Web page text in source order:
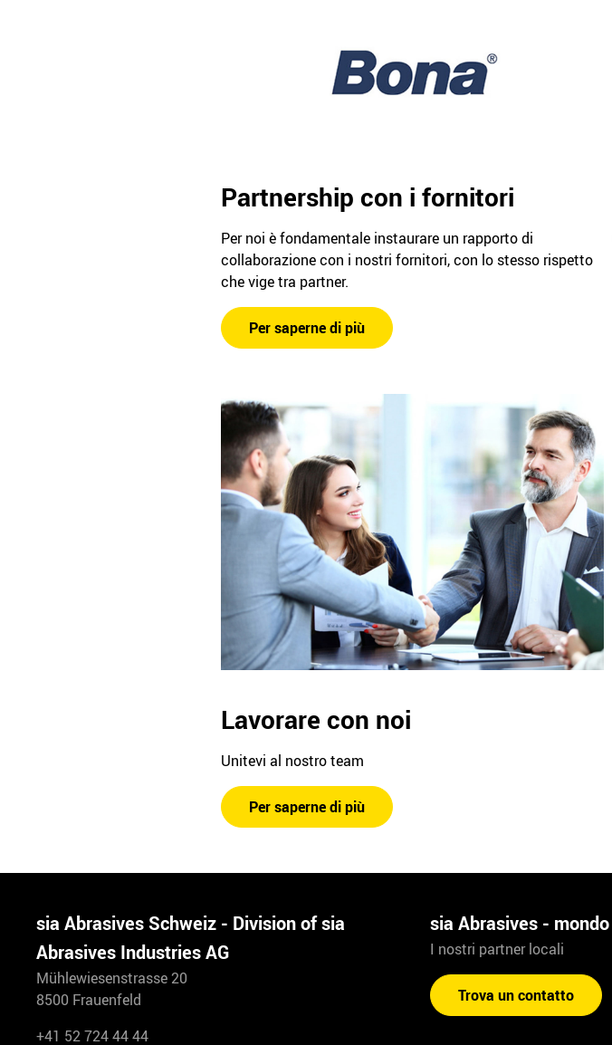
Partnership con i fornitori
Per noi è fondamentale instaurare un rapporto di
collaborazione con i nostri fornitori, con lo stesso rispetto
che vige tra partner.
Per saperne di più
Lavorare con noi
Unitevi al nostro team
Per saperne di più
sia Abrasives Schweiz - Division of sia
Abrasives Industries AG
Mühlewiesenstrasse 20
8500 Frauenfeld
+41 52 724 44 44
sia Abrasives - mondo
I nostri partner locali
Trova un contatto